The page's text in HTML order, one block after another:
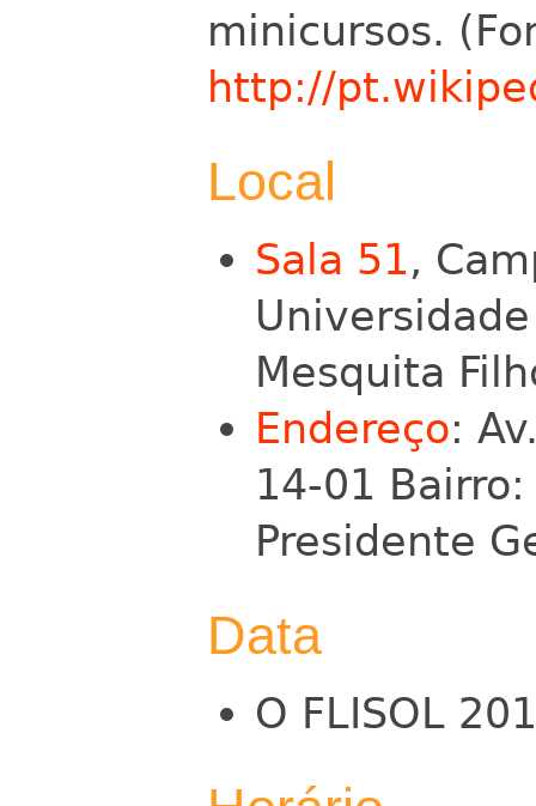
minicursos.
http://
Local
Sala 51,
Mesquita
Endereço:
14-01
Presidente
Data
O FLISOL